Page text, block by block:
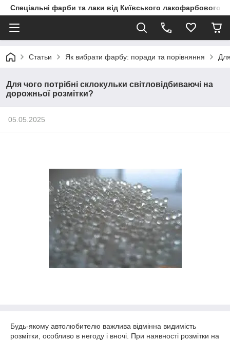
Спеціальні фарби та лаки від Київського
Статьи Як вибрати фарбу: поради та порівняння
Для чого потрібні склокульки світловідбиваючі на
дорожньої розмітки?
05.05.2025
Будь-якому автолюбителю важлива відмінна видимість
розмітки, особливо в негоду і вночі. При наявності розмітки на